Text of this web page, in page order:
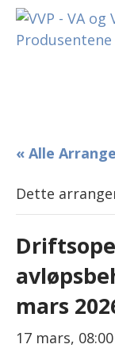
« Alle
Dette
mars
17 mars, 08:00